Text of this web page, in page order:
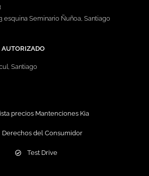
esquina Seminario Ñuñoa, Santiago
AUTORIZADO
Santiago
precios Mantenciones Kia
Derechos del Consumidor
Test Drive